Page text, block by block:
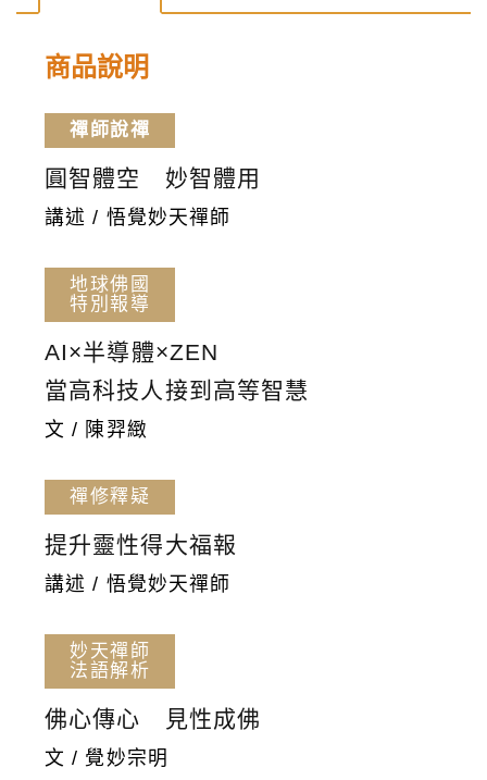
248
期
商品說明
禪師說禪
圓智體空 妙智體用
講述 / 悟覺妙天禪師
地球佛國
特別報導
AI×半導體×ZEN
當高科技人接到高等智慧
文 / 陳羿緻
禪修釋疑
提升靈性得大福報
講述 / 悟覺妙天禪師
妙天禪師
法語解析
佛心傳心 見性成佛
文 / 覺妙宗明